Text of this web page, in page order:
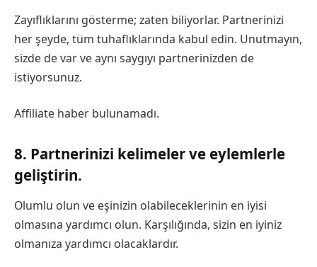
Zayıflıklarını gösterme; zaten biliyorlar. Partnerinizi
her şeyde, tüm tuhaflıklarında kabul edin. Unutmayın,
sizde de var ve aynı saygıyı partnerinizden de
istiyorsunuz.
Affiliate haber bulunamadı.
8. Partnerinizi kelimeler ve eylemlerle
geliştirin.
Olumlu olun ve eşinizin olabileceklerinin en iyisi
olmasına yardımcı olun. Karşılığında, sizin en iyiniz
olmanıza yardımcı olacaklardır.